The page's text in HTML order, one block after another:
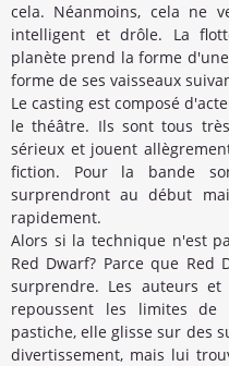
cela. Néanmoins, cela ne
intelligent et drôle. La
planète prend la forme
forme de ses vaisseaux
Le casting est composé
le théâtre. Ils sont tous
sérieux et jouent
fiction. Pour la bande
surprendront au début
rapidement.
Alors si la technique n'est
Red Dwarf? Parce que
surprendre. Les auteurs
repoussent les limites de
pastiche, elle glisse sur des
divertissement, mais lui